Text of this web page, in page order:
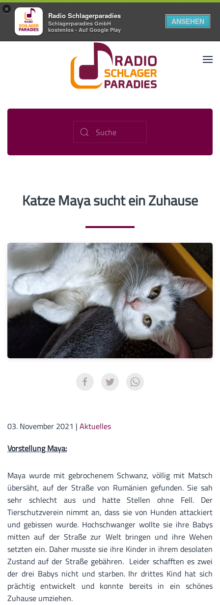
×
Radio Schlagerparadies
Schlagerparadies GmbH
kostenlos - Auf Google Play
ANSEHEN
Katze Maya sucht ein Zuhause
03. November 2021 | Aktuelles
Vorstellung Maya:
Maya wurde mit gebrochenem Schwanz, völlig mit Matsch
übersäht, auf der Straße von Rumänien gefunden. Sie sah
sehr schlecht aus und hatte Stellen ohne Fell. Der
Tierschutzverein nimmt an, dass sie von Hunden attackiert
und gebissen wurde. Hochschwanger wollte sie ihre Babys
mitten auf der Straße zur Welt bringen und ihre Wehen
setzten ein. Daher musste sie ihre Kinder in ihrem desolaten
Zustand auf der Straße gebähren. Leider schafften es zwei
der drei Babys nicht und starben. Ihr drittes Kind hat sich
prächtig entwickelt und konnte bereits in ein schönes
Zuhause umziehen.